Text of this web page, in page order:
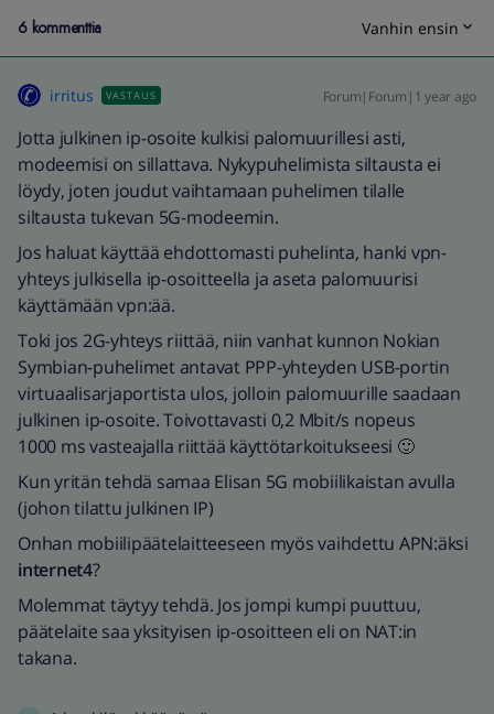
6 kommenttia Vanhin ensin
irritus VASTAUS Forum|Forum|1 year ago
Jotta julkinen ip-osoite kulkisi palomuurillesi asti,
modeemisi on sillattava. Nykypuhelimista siltausta ei
löydy, joten joudut vaihtamaan puhelimen tilalle
siltausta tukevan 5G-modeemin.
Jos haluat käyttää ehdottomasti puhelinta, hanki vpn-
yhteys julkisella ip-osoitteella ja aseta palomuurisi
käyttämään vpn:ää.
Toki jos 2G-yhteys riittää, niin vanhat kunnon Nokian
Symbian-puhelimet antavat PPP-yhteyden USB-portin
virtuaalisarjaportista ulos, jolloin palomuurille saadaan
julkinen ip-osoite. Toivottavasti 0,2 Mbit/s nopeus
1000 ms vasteajalla riittää käyttötarkoitukseesi 🙂
Kun yritän tehdä samaa Elisan 5G mobiilikaistan avulla
(johon tilattu julkinen IP)
Onhan mobiilipäätelaitteeseen myös vaihdettu APN:äksi
internet4?
Molemmat täytyy tehdä. Jos jompi kumpi puuttuu,
päätelaite saa yksityisen ip-osoitteen eli on NAT:in
takana.